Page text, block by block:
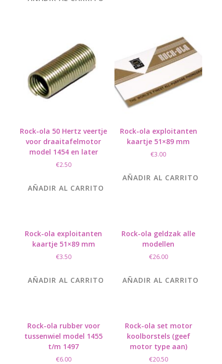
Rock-ola 50 Hertz veertje
voor draaitafelmotor
model 1454 en later
€2.50
AÑADIR AL CARRITO
Rock-ola exploitanten
kaartje 51×89 mm
€3.00
AÑADIR AL CARRITO
Rock-ola exploitanten
kaartje 51×89 mm
€3.50
AÑADIR AL CARRITO
Rock-ola geldzak alle
modellen
€26.00
AÑADIR AL CARRITO
Rock-ola rubber voor
tussenwiel model 1455
t/m 1497
€6.00
Rock-ola set motor
koolborstels (geef
motor type aan)
€20.50